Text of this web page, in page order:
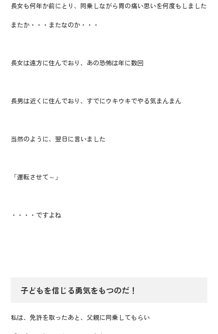
長女も何年か前にとり、同乗しながら胃の痛い思いを何度もしました
またか・・・またなのか・・・
長女は遠方に住んでおり、あの恐怖は年に数回
長男は近くに住んでおり、すでにウキウキでやる気まんまん
当然のように、翌日に言いました
「運転させて～」
・・・・ですよね
子どもを信じる勇気をもつのだ！
私は、免許を取ったあと、父親に同乗してもらい